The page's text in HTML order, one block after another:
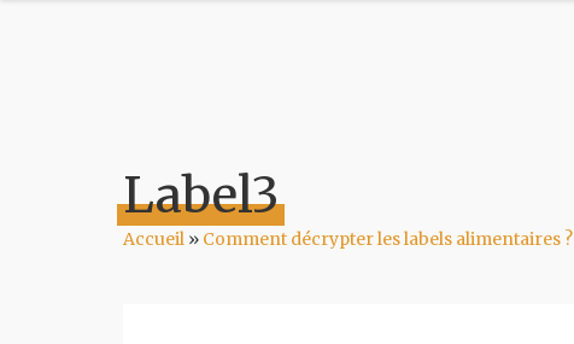
Label3
Accueil » Comment décrypter les labels alimentaires ?